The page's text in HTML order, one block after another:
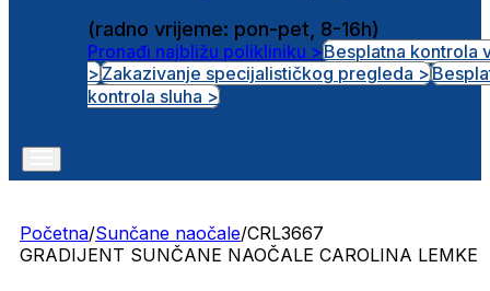
(radno vrijeme: pon-pet, 8-16h)
Pronađi najbližu polikliniku >Besplatna kontrola
>Zakazivanje specijalističkog pregleda >
kontrola sluha >
Početna/Sunčane naočale/CRL3667
GRADIJENT SUNČANE NAOČALE CAROLINA LEMKE